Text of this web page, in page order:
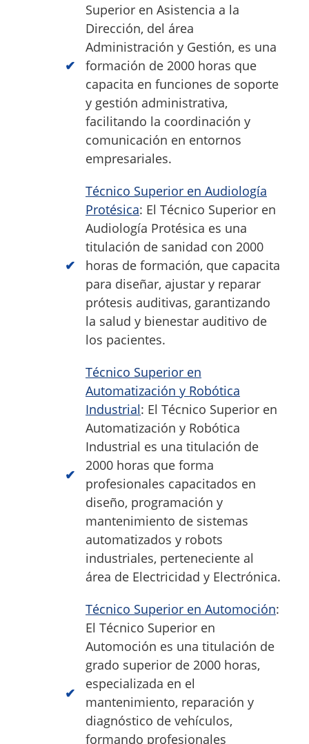
Superior en Asistencia a la
Dirección, del área
Administración y Gestión, es una
formación de 2000 horas que
capacita en funciones de soporte
y gestión administrativa,
facilitando la coordinación y
comunicación en entornos
empresariales.
Técnico Superior en Audiología
Protésica: El Técnico Superior en
Audiología Protésica es una
titulación de sanidad con 2000
horas de formación, que capacita
para diseñar, ajustar y reparar
prótesis auditivas, garantizando
la salud y bienestar auditivo de
los pacientes.
Técnico Superior en
Automatización y Robótica
Industrial: El Técnico Superior en
Automatización y Robótica
Industrial es una titulación de
2000 horas que forma
profesionales capacitados en
diseño, programación y
mantenimiento de sistemas
automatizados y robots
industriales, perteneciente al
área de Electricidad y Electrónica.
Técnico Superior en Automoción:
El Técnico Superior en
Automoción es una titulación de
grado superior de 2000 horas,
especializada en el
mantenimiento, reparación y
diagnóstico de vehículos,
formando profesionales